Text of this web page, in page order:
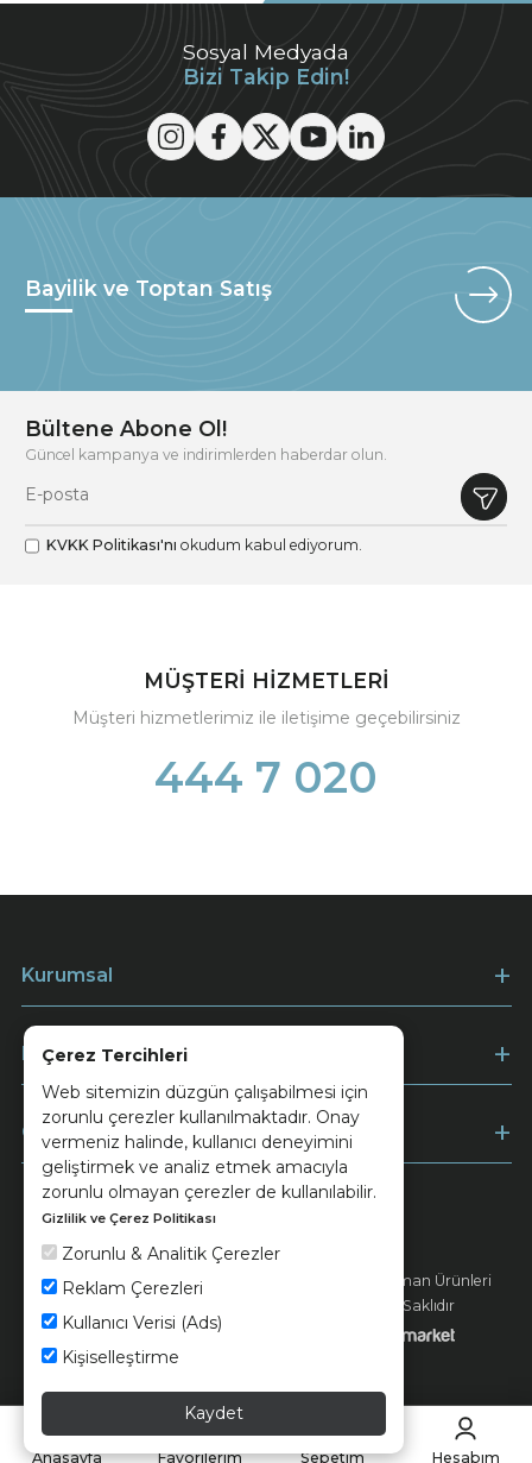
Çerez Tercihleri
Web sitemizin düzgün çalışabilmesi için
zorunlu çerezler kullanılmaktadır. Onay
vermeniz halinde, kullanıcı deneyimini
geliştirmek ve analiz etmek amacıyla
zorunlu olmayan çerezler de kullanılabilir.
Gizlilik ve Çerez Politikası
Zorunlu & Analitik Çerezler
Reklam Çerezleri
Kullanıcı Verisi (Ads)
Kişiselleştirme
Kaydet
Sosyal Medyada
Bizi Takip Edin!
Bayilik ve Toptan Satış
Bültene Abone Ol!
Güncel kampanya ve indirimlerden haberdar olun.
KVKK Politikası'nı okudum kabul ediyorum.
MÜŞTERİ HİZMETLERİ
Müşteri hizmetlerimiz ile iletişime geçebilirsiniz
444 7 020
Kurumsal
Müşteri Hizmetleri
Ödeme
© 2026 Ünsa Madencilik Turizm Enerji Seramik Orman Ürünleri
Elektrik Üretim San. ve Tic. A.Ş. - Tüm Hakları Saklıdır
Anasayfa Favorilerim Sepetim Hesabım